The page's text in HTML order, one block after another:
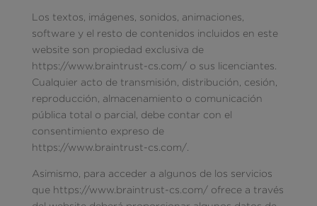
Los textos, imágenes, sonidos, animaciones,
software y el resto de contenidos incluidos en este
website son propiedad exclusiva de
https://www.braintrust-cs.com/ o sus licenciantes.
Cualquier acto de transmisión, distribución, cesión,
reproducción, almacenamiento o comunicación
pública total o parcial, debe contar con el
consentimiento expreso de
https://www.braintrust-cs.com/.
Asimismo, para acceder a algunos de los servicios
que https://www.braintrust-cs.com/ ofrece a través